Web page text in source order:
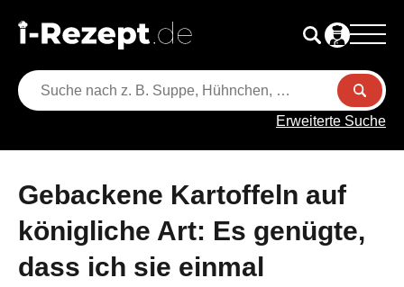
Erweiterte Suche
Gebackene Kartoffeln auf
königliche Art: Es genügte,
dass ich sie einmal